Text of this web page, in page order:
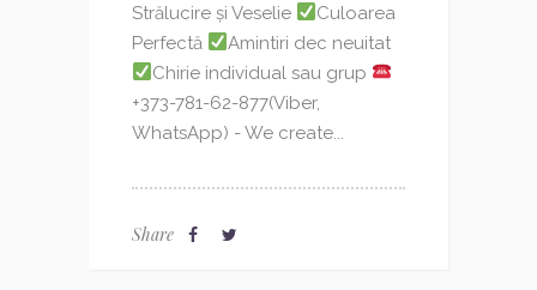
Strălucire și Veselie
Culoarea
Perfectă
Amintiri dec neuitat
Chirie individual sau grup
+373-781-62-877(Viber,
WhatsApp) - We create...
Share